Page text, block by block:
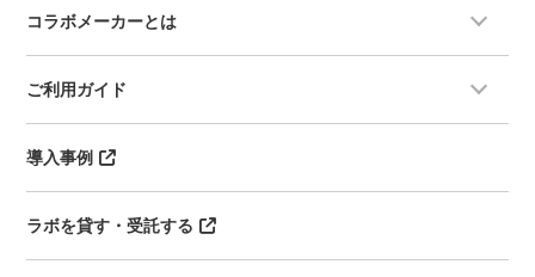
コラボメーカーとは
ご利用ガイド
導入事例
ラボを貸す・受託する